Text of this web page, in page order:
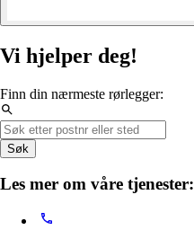
Vi hjelper deg!
Finn din nærmeste rørlegger:
Søk
Les mer om våre tjenester: